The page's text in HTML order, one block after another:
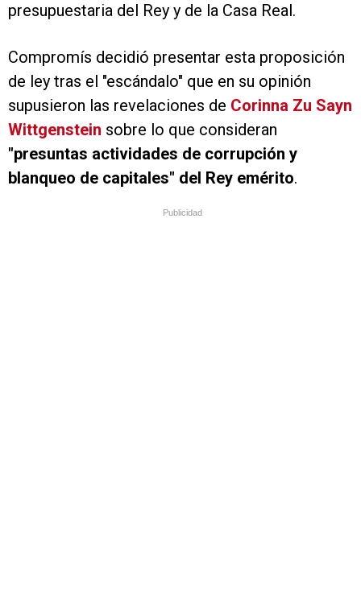
presupuestaria del Rey y de la Casa Real.
Compromís decidió presentar esta proposición
de ley tras el "escándalo" que en su opinión
supusieron las revelaciones de Corinna Zu Sayn
Wittgenstein sobre lo que consideran
"presuntas actividades de corrupción y
blanqueo de capitales" del Rey emérito.
Publicidad